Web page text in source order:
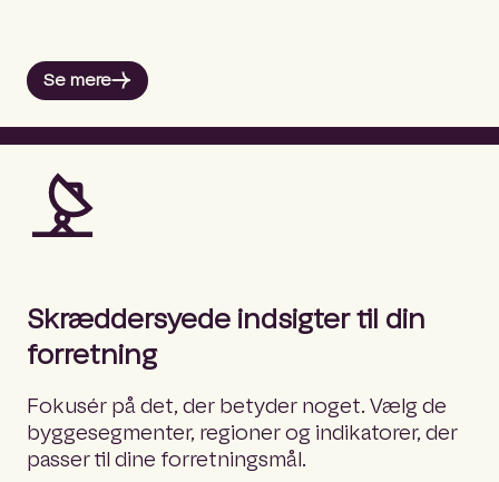
Se mere
Skræddersyede indsigter til din
forretning
Fokusér på det, der betyder noget. Vælg de
byggesegmenter, regioner og indikatorer, der
passer til dine forretningsmål.